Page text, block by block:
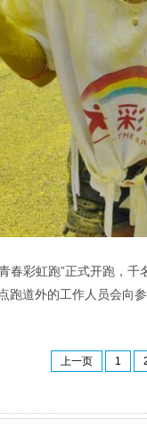
春彩虹跑”正式开跑，
跑道外的工作人员会向
上一页 1